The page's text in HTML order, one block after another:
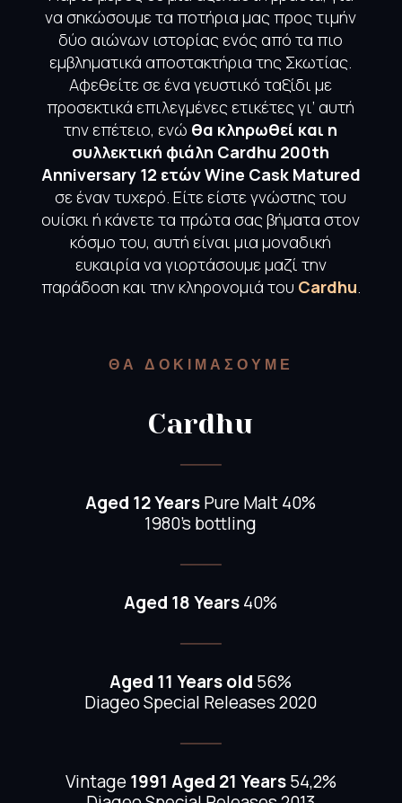
να σηκώσουμε τα ποτήρια μας προς τιμήν
δύο αιώνων ιστορίας ενός από τα πιο
εμβληματικά αποστακτήρια της Σκωτίας.
Αφεθείτε σε ένα γευστικό ταξίδι με
προσεκτικά επιλεγμένες ετικέτες γι’ αυτή
την επέτειο, ενώ θα κληρωθεί και η
συλλεκτική φιάλη Cardhu 200th
Anniversary 12 ετών Wine Cask Matured
σε έναν τυχερό. Είτε είστε γνώστης του
ουίσκι ή κάνετε τα πρώτα σας βήματα στον
κόσμο του, αυτή είναι μια μοναδική
ευκαιρία να γιορτάσουμε μαζί την
παράδοση και την κληρονομιά του Cardhu
ΘΑ ΔΟΚΙΜΑΣΟΥΜΕ
Cardhu
Aged 12 YearsPure Malt 40%
1980’s bottling
Aged 18 Years40%
Aged 11 Years old 56%
Diageo Special Releases 2020
Vintage 1991 Aged 21 Years54,2%